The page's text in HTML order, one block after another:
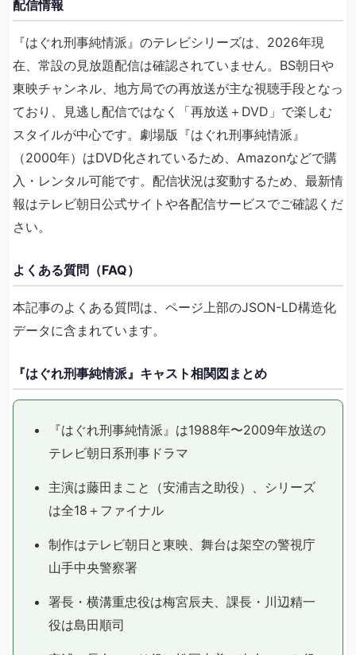
配信情報
『はぐれ刑事純情派』のテレビシリーズは、2026年現
在、常設の見放題配信は確認されていません。BS朝日や
東映チャンネル、地方局での再放送が主な視聴手段となっ
ており、見逃し配信ではなく「再放送＋DVD」で楽しむ
スタイルが中心です。劇場版『はぐれ刑事純情派』
（2000年）はDVD化されているため、Amazonなどで購
入・レンタル可能です。配信状況は変動するため、最新情
報はテレビ朝日公式サイトや各配信サービスでご確認くだ
さい。
よくある質問（FAQ）
本記事のよくある質問は、ページ上部のJSON-LD構造化
データに含まれています。
『はぐれ刑事純情派』キャスト相関図まとめ
『はぐれ刑事純情派』は1988年〜2009年放送の
テレビ朝日系刑事ドラマ
主演は藤田まこと（安浦吉之助役）、シリーズ
は全18＋ファイナル
制作はテレビ朝日と東映、舞台は架空の警視庁
山手中央警察署
署長・横溝重忠役は梅宮辰夫、課長・川辺精一
役は島田順司